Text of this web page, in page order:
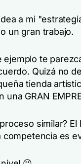
a mi
un gran trabajo.
ejemplo te
Quizá no
tienda
GRAN
similar?
competencia es